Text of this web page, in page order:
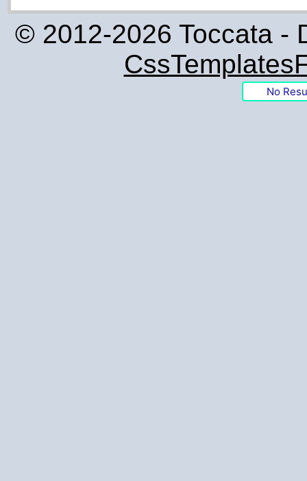
© 2012-2026 Toccata -
No